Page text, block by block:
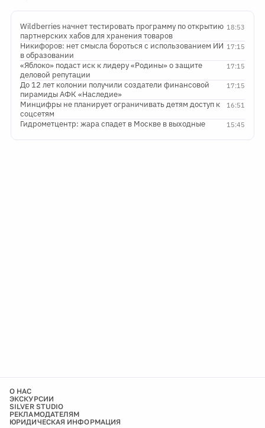
18:53
Wildberries начнет тестировать программу по открытию
партнерских хабов для хранения товаров
17:15
Никифоров: нет смысла бороться с использованием ИИ
в образовании
17:15
«Яблоко» подаст иск к лидеру «Родины» о защите
деловой репутации
17:15
До 12 лет колонии получили создатели финансовой
пирамиды АФК «Наследие»
16:51
Минцифры не планирует ограничивать детям доступ к
соцсетям
15:45
Гидрометцентр: жара спадет в Москве в выходные
О НАС
ЭКСКУРСИИ
SILVER STUDIO
РЕКЛАМОДАТЕЛЯМ
ЮРИДИЧЕСКАЯ ИНФОРМАЦИЯ